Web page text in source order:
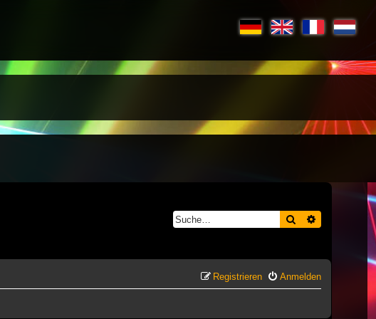
Suche Erweiterte
Anmelden
Registrieren